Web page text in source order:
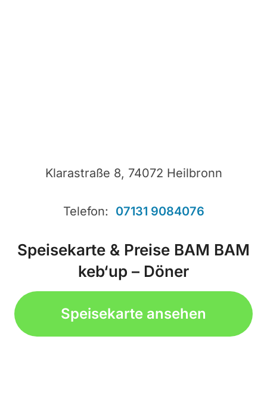
Klarastraße 8, 74072 Heilbronn
Telefon: 07131 9084076
Speisekarte & Preise BAM BAM
keb‘up – Döner
Speisekarte ansehen